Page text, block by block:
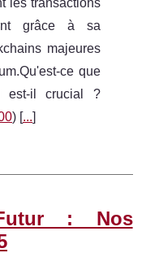
grâce à sa
majeures
ce que
est-il crucial ?
) [...]
: Nos